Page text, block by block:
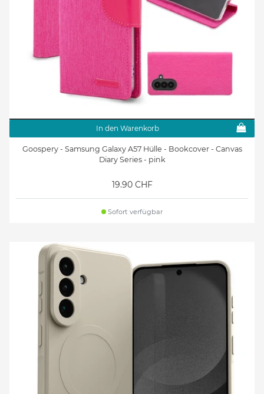
In den Warenkorb
Goospery - Samsung Galaxy A57 Hülle - Bookcover - Canvas
Diary Series - pink
19.90 CHF
Sofort verfügbar